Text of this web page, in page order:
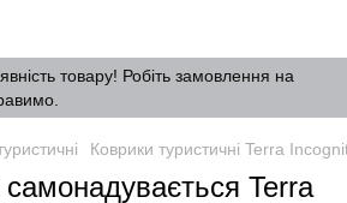
товару! Робіть замовлення на
Коврики туристичні Terra
Terra